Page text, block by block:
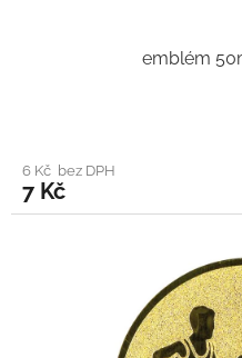
emblém
6 Kč bez DPH
7 Kč